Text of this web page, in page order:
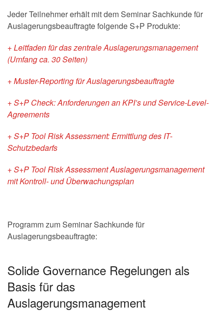
Jeder Teilnehmer erhält mit dem Seminar Sachkunde für
Auslagerungsbeauftragte folgende S+P Produkte:
+ Leitfaden für das zentrale Auslagerungsmanagement
(Umfang ca. 30 Seiten)
+ Muster-Reporting für Auslagerungsbeauftragte
+ S+P Check: Anforderungen an KPI’s und Service-Level-
Agreements
+ S+P Tool Risk Assessment: Ermittlung des IT-
Schutzbedarfs
+ S+P Tool Risk Assessment Auslagerungsmanagement
mit Kontroll- und Überwachungsplan
Programm zum Seminar Sachkunde für
Auslagerungsbeauftragte:
Solide Governance Regelungen als
Basis für das
Auslagerungsmanagement